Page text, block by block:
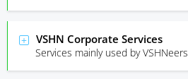
VSHN Corporate Services
Services mainly used by VSHNeers